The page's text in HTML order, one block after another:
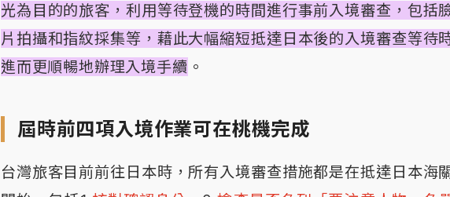
光為目的的旅客，利用等待登機的時間進行事前入境審查，包括
片拍攝和指紋採集等，藉此大幅縮短抵達日本後的入境審查等待
進而更順暢地辦理入境手續 。
屆時前四項入境作業可在桃機完成
台灣旅客目前前往日本時，所有入境審查措施都是在抵達日本海